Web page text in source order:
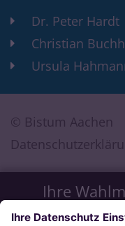
Ihre
Dr. Peter Hardt
Christian
Ursula
© Bistum Aachen